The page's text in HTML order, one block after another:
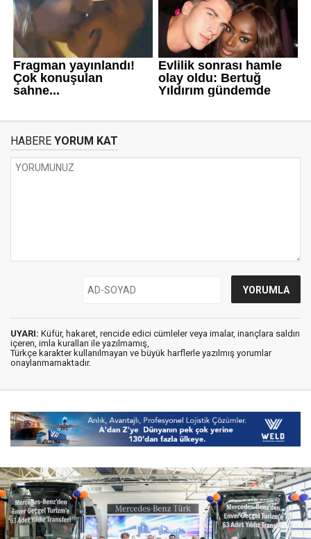
HABERE YORUM KAT
UYARI: Küfür, hakaret, rencide edici cümleler veya imalar, inançlara saldırı
içeren, imla kuralları ile yazılmamış,
Türkçe karakter kullanılmayan ve büyük harflerle yazılmış yorumlar
onaylanmamaktadır.